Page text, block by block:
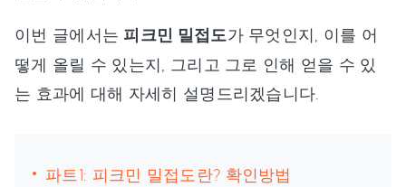
이번 글에서는 피크민 밀접도가 무엇인지, 이를 어
떻게 올릴 수 있는지, 그리고 그로 인해 얻을 수 있
는 효과에 대해 자세히 설명드리겠습니다.
파트1: 피크민 밀접도란? 확인방법